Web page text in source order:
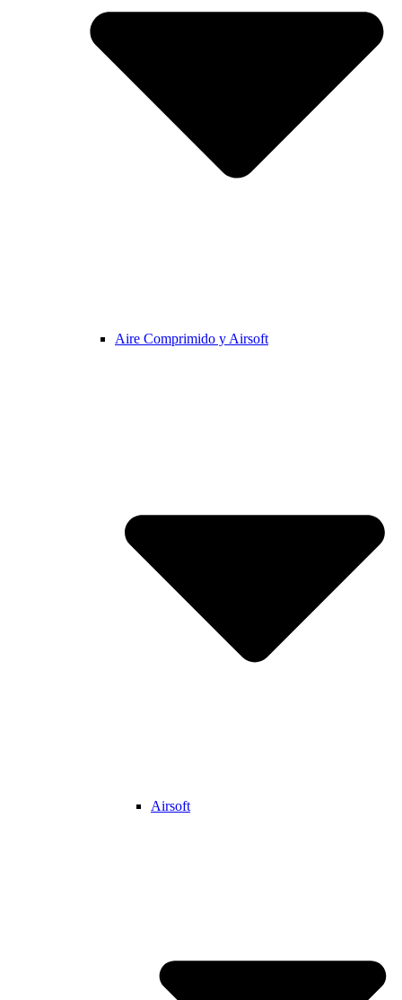
Aire Comprimido y Airsoft
Airsoft